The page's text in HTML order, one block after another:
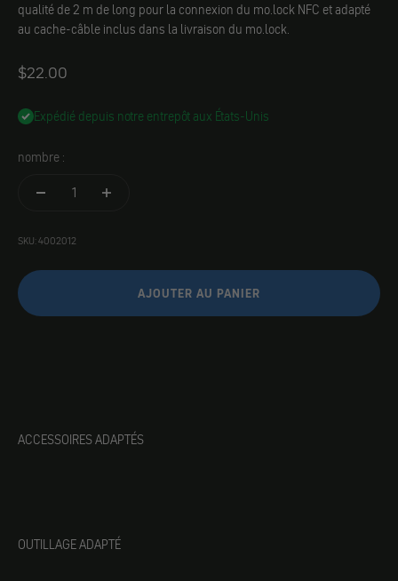
qualité de 2 m de long pour la connexion du mo.lock NFC et adapté
au cache-câble inclus dans la livraison du mo.lock.
Angebot
$22.00
Expédié depuis notre entrepôt aux États-Unis
nombre :
SKU: 4002012
AJOUTER AU PANIER
ACCESSOIRES ADAPTÉS
OUTILLAGE ADAPTÉ